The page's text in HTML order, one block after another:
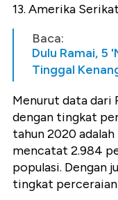
13. Amerika
Baca:
Dulu Ramai, 5
Tinggal
Menurut data dari
dengan tingkat
tahun 2020
mencatat 2.984
populasi. Dengan
tingkat perceraian